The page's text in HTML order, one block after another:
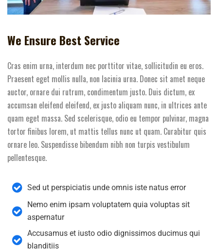
We Ensure Best Service
Cras enim urna, interdum nec porttitor vitae, sollicitudin eu eros.
Praesent eget mollis nulla, non lacinia urna. Donec sit amet neque
auctor, ornare dui rutrum, condimentum justo. Duis dictum, ex
accumsan eleifend eleifend, ex justo aliquam nunc, in ultrices ante
quam eget massa. Sed scelerisque, odio eu tempor pulvinar, magna
tortor finibus lorem, ut mattis tellus nunc ut quam. Curabitur quis
ornare leo. Suspendisse bibendum nibh non turpis vestibulum
pellentesque.
Sed ut perspiciatis unde omnis iste natus error
Nemo enim ipsam voluptatem quia voluptas sit
aspernatur
Accusamus et iusto odio dignissimos ducimus qui
blanditiis